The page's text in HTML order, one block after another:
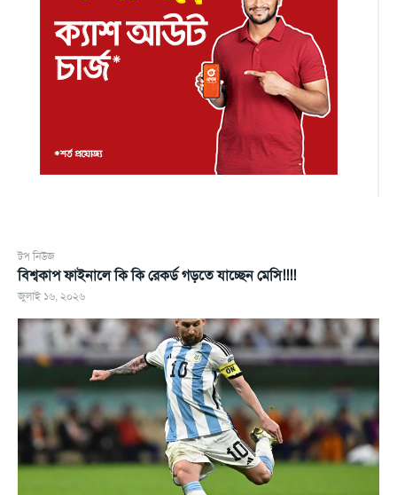
টপ নিউজ
বিশ্বকাপ ফাইনালে কি কি রেকর্ড গড়তে যাচ্ছেন মেসি!!!!
জুলাই ১৬, ২০২৬